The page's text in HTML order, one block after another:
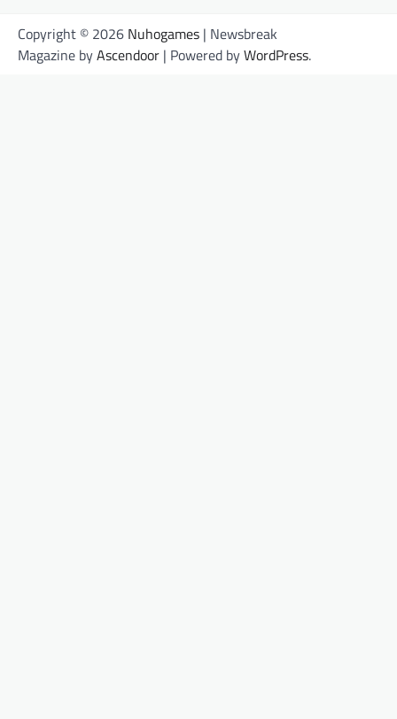
Copyright © 2026 Nuhogames | Newsbreak
Magazine byAscendoor | Powered byWordPress.